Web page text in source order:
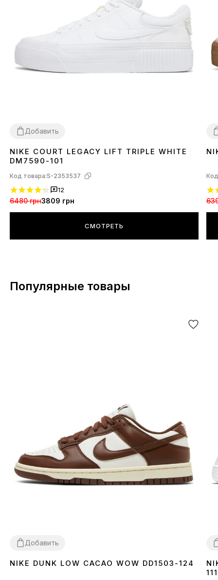
Добавить
3637 383940
NIKE COURT LEGACY LIFT TRIPLE WHITE
DM7590-101
Код товара:S-2353537
12
6480 грн3809 грн
СМОТРЕТЬ
Популярные товары
Добавить
3637 383940 4142 43 4445
NIKE DUNK LOW CACAO WOW DD1503-124
111